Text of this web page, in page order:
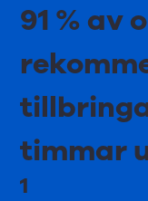
91 % av
timmar
1